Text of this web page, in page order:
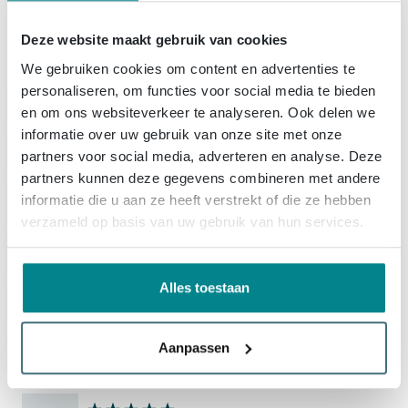
Deze website maakt gebruik van cookies
We gebruiken cookies om content en advertenties te
personaliseren, om functies voor social media te bieden
en om ons websiteverkeer te analyseren. Ook delen we
informatie over uw gebruik van onze site met onze
partners voor social media, adverteren en analyse. Deze
partners kunnen deze gegevens combineren met andere
informatie die u aan ze heeft verstrekt of die ze hebben
verzameld op basis van uw gebruik van hun services.
Alles toestaan
Aanpassen
Plaats set in winkelwagen
Productinformatie
Riho Isola Douchevloer 100x90x3cm
Kunstmarmer Leisteen structuur mat wit
Deze douchevloer is een uitstekende keuze als je een
moderne, strakke douchehoek wilt creëren zonder in te
leveren op comfort en veiligheid. Dankzij het lage
profiel oogt de vloer minimalistisch en past hij mooi in
zowel compacte badkamers als ruimere inloopdouches.
De mat witte kleur met subtiele leisteenstructuur sluit
goed aan bij populaire tegeltrends en combineert
moeiteloos met zowel lichte, serene badkamers als
Specificaties
Artikelnummer
SW412138
Leveranciernummer
EAN
8714148592380
Riho
Technische informatie
Technische documenten
Productoverzicht
Over Riho
Riho heeft een passie voor sanitair. Die is duidelijk te
In de winkelwagen zie je de verwachte leverdatum van